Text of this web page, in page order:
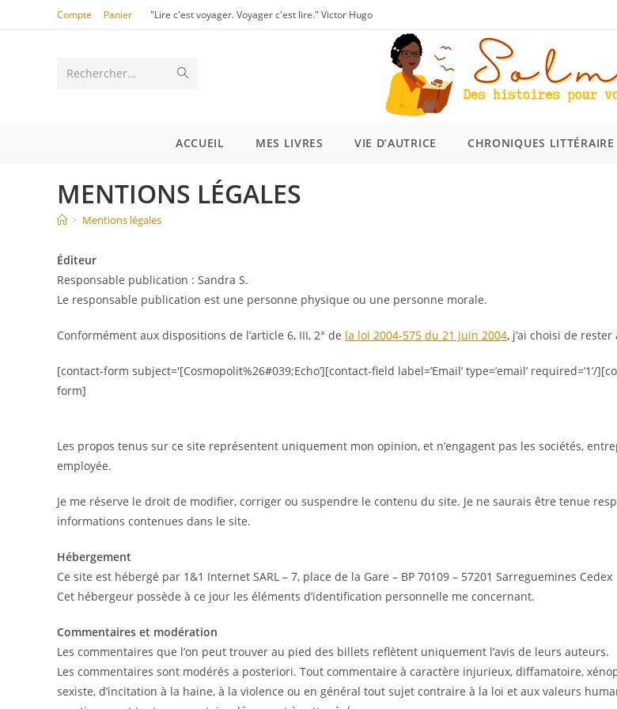
Compte Panier "Lire c'est voyager. Voyager c'est lire." Victor Hugo
Rechercher…
ACCUEIL MES LIVRES VIE D’AUTRICE CHRONIQUES LITTÉRAIRE
MENTIONS LÉGALES
> Mentions légales
Éditeur
Responsable publication : Sandra S.
Le responsable publication est une personne physique ou une personne morale.
Conformément aux dispositions de l’article 6, III, 2° de la loi 2004-575 du 21 juin 2004, j’ai choisi de
[contact-form subject='[Cosmopolit%26#039;Echo’][contact-field label=’Email’ type=’email’ required=’1’/
form]
Les propos tenus sur ce site représentent uniquement mon opinion, et n’engagent pas les sociétés,
employée.
Je me réserve le droit de modifier, corriger ou suspendre le contenu du site. Je ne saurais être tenue
informations contenues dans le site.
Hébergement
Ce site est hébergé par 1&1 Internet SARL – 7, place de la Gare – BP 70109 – 57201 Sarreguemines Cedex
Cet hébergeur possède à ce jour les éléments d’identification personnelle me concernant.
Commentaires et modération
Les commentaires que l’on peut trouver au pied des billets reflètent uniquement l’avis de leurs auteurs.
Les commentaires sont modérés a posteriori. Tout commentaire à caractère injurieux, diffamatoire,
sexiste, d’incitation à la haine, à la violence ou en général tout sujet contraire à la loi et aux valeurs